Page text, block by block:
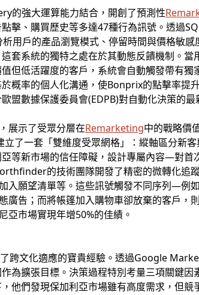
的強大運算能力結合，開創了預測性
擊、購買歷史等多達47種行為訊號。透過
用戶的產品瀏覽模式、停留時間與價格敏
套系統的獨特之處在於其動態反饋機制。
但低活躍度的客戶，系統會自動觸發帶有
概率的個人化溝通，使Bonprix的點擊率提
盟數據保護委員會(EDPB)對自動化決策的最
展示了受眾分層在Remarketing中的戰略價
了一套「雙維度受眾網格」：縱軸區分新
等新市場的信任障礙，設計專屬內容—對首
的技術團隊開發了精密的微轉化追
入願望清單等。這些訊號觸發不同序列—例
廣告；而將帳篷加入購物車卻放棄的客戶，
市場實現年增50%的佳績。
跨文化適應的寶貴經驗。透過Google
為擴張目標。決策過程特別考量三項關鍵
他們發現保加利亞市場雖有高度需求，但競